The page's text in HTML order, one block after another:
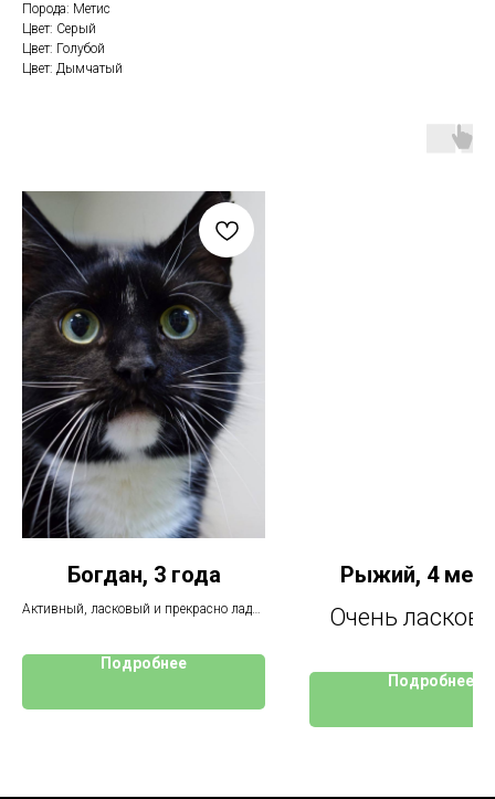
Порода: Метис
Цвет: Серый
Цвет: Голубой
Цвет: Дымчатый
Богдан, 3 года
Активный, ласковый и прекрасно ладит
Подробнее
Рыжий, 4
Очень
ждет, чтобы
заметили и
Подробнее